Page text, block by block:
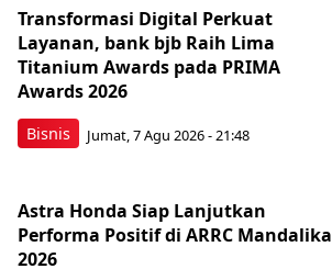
Bisnis
Transformasi Digital Perkuat
Layanan, bank bjb Raih Lima
Titanium Awards pada PRIMA
Awards 2026
Jumat, 7 Agu 2026 - 21:48
Astra Honda Siap Lanjutkan
Performa Positif di ARRC Mandalika
2026